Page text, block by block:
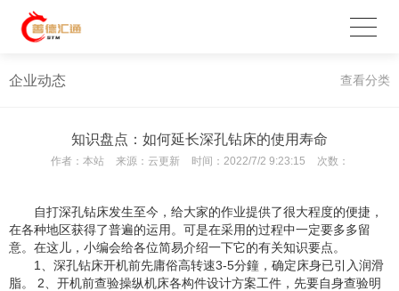
企业动态 查看分类
知识盘点：如何延长深孔钻床的使用寿命
作者： 本站 来源： 云更新 时间： 2022/7/2 9:23:15 次数：
自打深孔钻床发生至今，给大家的作业提供了很大程度的便捷，
在各种地区获得了普遍的运用。可是在采用的过程中一定要多多留
意。在这儿，小编会给各位简易介绍一下它的有关知识要点。
1、深孔钻床开机前先庸俗高转速3-5分鐘，确定床身已引入润滑
脂。 2、开机前查验操纵机床各构件设计方案工件，先要自身查验明